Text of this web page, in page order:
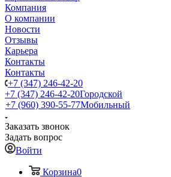
Компания
О компании
Новости
Отзывы
Карьера
Контакты
Контакты
+7 (347) 246-42-20
+7 (347) 246-42-20Городской
+7 (960) 390-55-77Мобильный
Заказать звонок
Задать вопрос
Войти
Корзина0